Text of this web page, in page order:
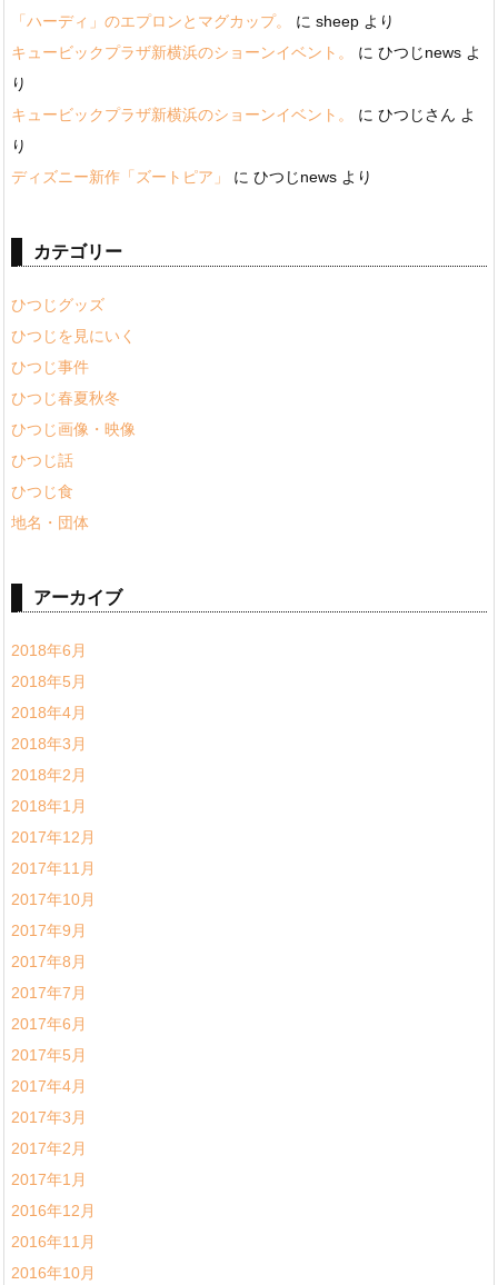
「ハーディ」のエプロンとマグカップ。
に sheep より
キュービックプラザ新横浜のショーンイベント。
に ひつじnews よ
り
キュービックプラザ新横浜のショーンイベント。
に ひつじさん よ
り
ディズニー新作「ズートピア」
に ひつじnews より
カテゴリー
ひつじグッズ
ひつじを見にいく
ひつじ事件
ひつじ春夏秋冬
ひつじ画像・映像
ひつじ話
ひつじ食
地名・団体
アーカイブ
2018年6月
2018年5月
2018年4月
2018年3月
2018年2月
2018年1月
2017年12月
2017年11月
2017年10月
2017年9月
2017年8月
2017年7月
2017年6月
2017年5月
2017年4月
2017年3月
2017年2月
2017年1月
2016年12月
2016年11月
2016年10月